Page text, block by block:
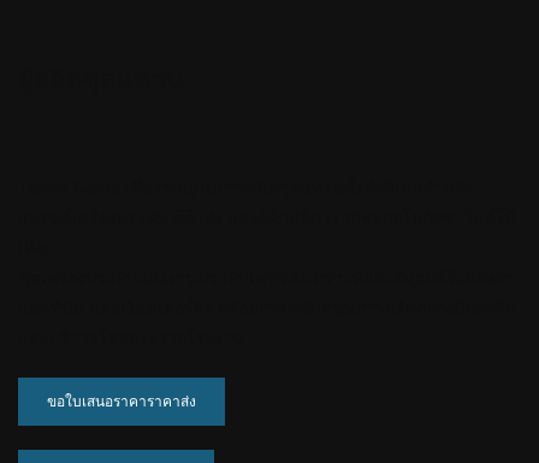
ขอใบเสนอราคาราคาส่ง